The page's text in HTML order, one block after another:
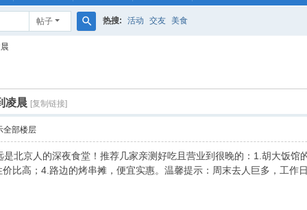
帖子 热搜: 活动 交友 美食
凌晨 [复制链接]
全部楼层
北京人的深夜食堂！推荐几家亲测好吃且营业到很晚的：1.胡大饭
比高；4.路边的烤串摊，便宜实惠。温馨提示：周末去人巨多，工作日